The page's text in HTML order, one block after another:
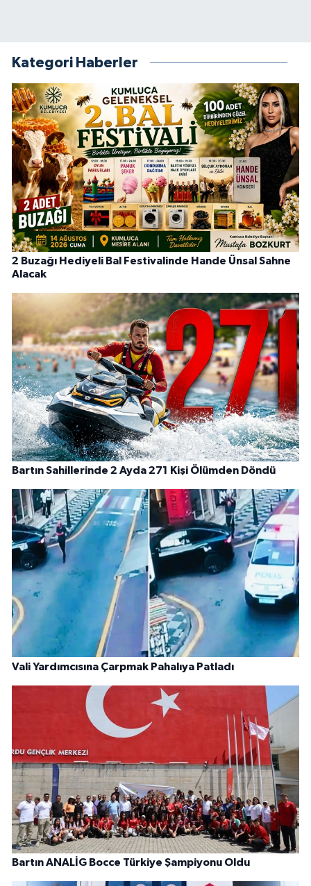
Kategori Haberler
2 Buzağı Hediyeli Bal Festivalinde Hande Ünsal Sahne
Alacak
Bartın Sahillerinde 2 Ayda 271 Kişi Ölümden Döndü
Vali Yardımcısına Çarpmak Pahalıya Patladı
Bartın ANALİG Bocce Türkiye Şampiyonu Oldu